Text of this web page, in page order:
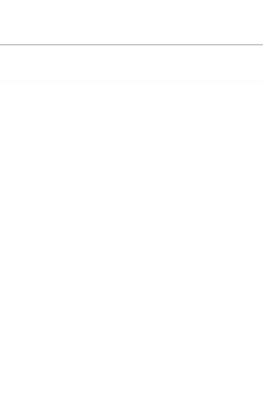
Hoeveel verdient een doula?